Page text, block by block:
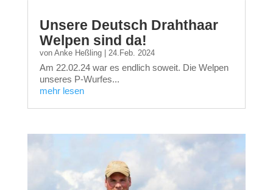
Unsere Deutsch Drahthaar
Welpen sind da!
von Anke Heßling| 24.Feb. 2024
Am 22.02.24 war es endlich soweit. Die Welpen
unseres P-Wurfes...
mehr lesen